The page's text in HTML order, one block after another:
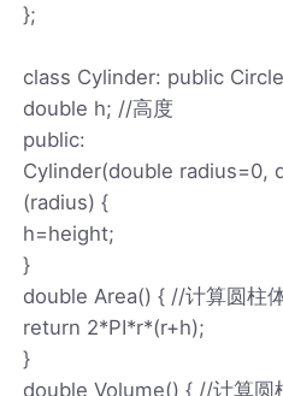
};
class Cylinder: public
double h; //高度
public:
Cylinder(double radius=0,
(radius) {
h=height;
}
double Area() { //计算圆柱
return 2*PI*r*(r+h);
}
double Volume() { //计算圆